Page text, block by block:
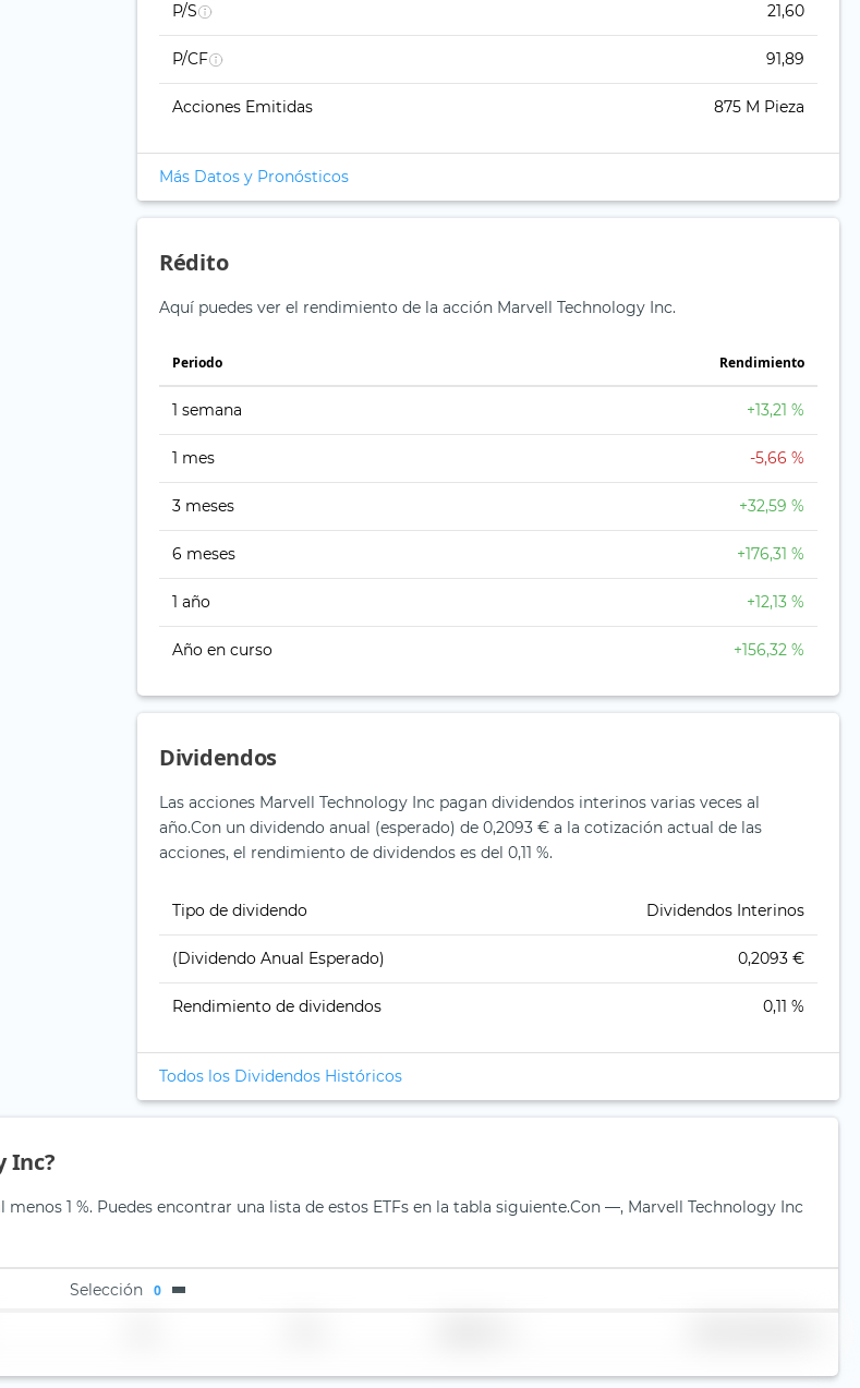
P/S 21,60
P/CF 91,89
Acciones Emitidas 875 M Pieza
Más Datos y Pronósticos
Rédito
Aquí puedes ver el rendimiento de la acción Marvell Technology Inc.
Periodo Rendimiento
1 semana +13,21 %
1 mes -5,66 %
3 meses +32,59 %
6 meses +176,31 %
1 año +12,13 %
Año en curso +156,32 %
Dividendos
Las acciones Marvell Technology Inc pagan dividendos interinos varias veces al
año.Con un dividendo anual (esperado) de 0,2093 € a la cotización actual de las
acciones, el rendimiento de dividendos es del 0,11 %.
Tipo de dividendo Dividendos Interinos
(Dividendo Anual Esperado) 0,2093 €
Rendimiento de dividendos 0,11 %
Todos los Dividendos Históricos
Inc?
1 %. Puedes encontrar una lista de estos ETFs en la tabla siguiente.Con —, Marvell Technology Inc
Selección 0